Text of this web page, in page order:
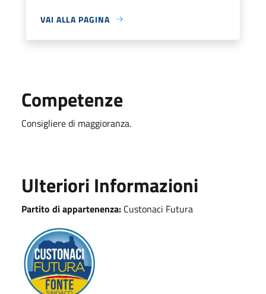
VAI ALLA PAGINA
Competenze
Consigliere di maggioranza.
Ulteriori Informazioni
Partito di appartenenza: Custonaci Futura